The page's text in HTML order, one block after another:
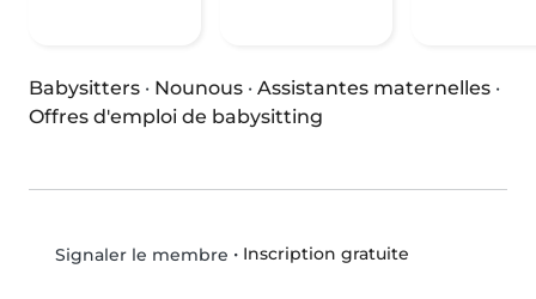
Babysitters · Nounous · Assistantes maternelles ·
Offres d'emploi de babysitting
Signaler le membre • Inscription gratuite